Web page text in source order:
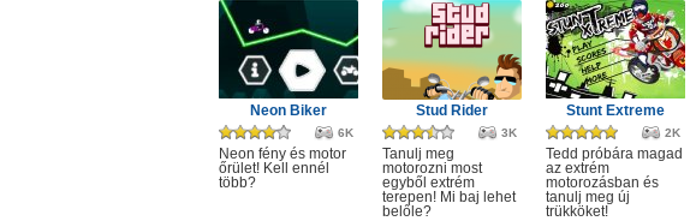
Neon Biker
6K
Neon fény és motor
őrület! Kell ennél
több?
Stud Rider
3K
Tanulj meg
motorozni most
egyből extrém
terepen! Mi baj lehet
belőle?
Stunt Extreme
2K
Tedd próbára magad
az extrém
motorozásban és
tanulj meg új
trükköket!